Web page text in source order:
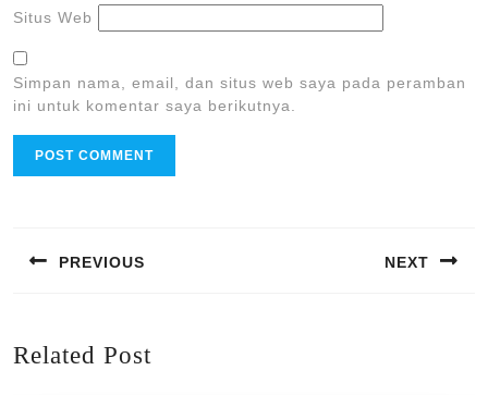
Situs Web
Simpan nama, email, dan situs web saya pada peramban
ini untuk komentar saya berikutnya.
PREVIOUS NEXT
Related Post